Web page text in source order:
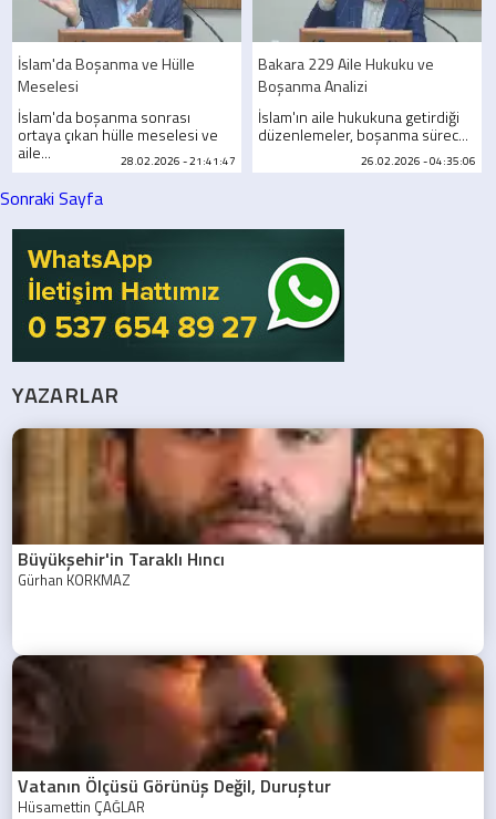
İslam'da Boşanma ve Hülle
Meselesi
İslam'da boşanma sonrası
ortaya çıkan hülle meselesi ve
aile... 28.02.2026 - 21:41:47
Bakara 229 Aile Hukuku ve
Boşanma Analizi
İslam'ın aile hukukuna getirdiği
düzenlemeler, boşanma sürec...
26.02.2026 - 04:35:06
Sonraki Sayfa
YAZARLAR
Büyükşehir'in Taraklı Hıncı
Gürhan KORKMAZ
Vatanın Ölçüsü Görünüş Değil, Duruştur
Hüsamettin ÇAĞLAR